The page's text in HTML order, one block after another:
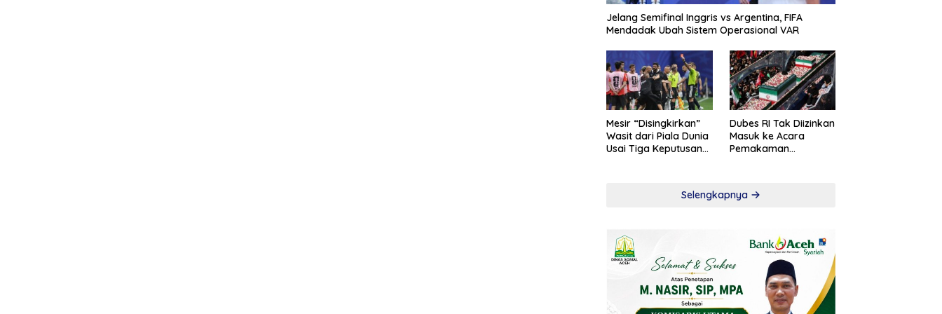
Jelang Semifinal Inggris vs Argentina, FIFA
Mendadak Ubah Sistem Operasional VAR
Mesir “Disingkirkan”
Wasit dari Piala Dunia
Usai Tiga Keputusan
Dubes RI Tak Diizinkan
Masuk ke Acara
Pemakaman
Selengkapnya